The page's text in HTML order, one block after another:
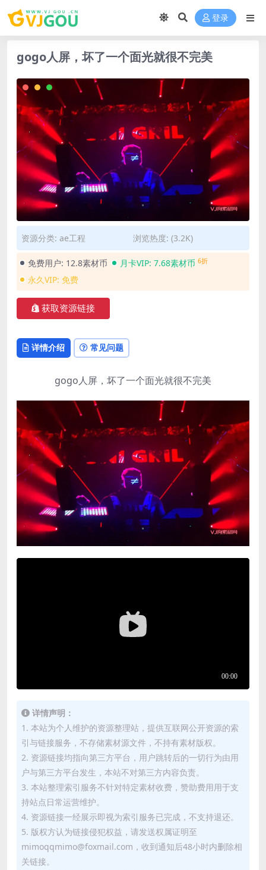
登录
gogo人屏，坏了一个面光就很不完美
资源分类: ae工程 浏览热度: (3.2K)
免费用户: 12.8素材币 月卡VIP: 7.68素材币 6折
永久VIP: 免费
获取资源链接
详情介绍 常见问题
gogo人屏，坏了一个面光就很不完美
详情声明：
1. 本站为个人维护的资源整理站，提供互联网公开资源的索
引与链接服务，不存储素材源文件，不持有素材版权。
2. 资源链接均指向第三方平台，用户跳转后的一切行为由用
户与第三方平台发生，本站不对第三方内容负责。
3. 本站整理索引服务不针对特定素材收费，赞助费用用于支
持站点日常运营维护。
4. 资源链接一经展示即视为索引服务已完成，不支持退还。
5. 版权方认为链接侵犯权益，请发送权属证明至
mimoqqmimo@foxmail.com，收到通知后48小时内删除相
关链接。